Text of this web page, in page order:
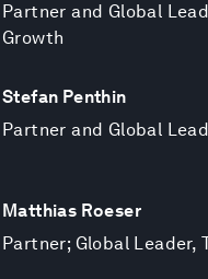
Partner and Global
Growth
Stefan Penthin
Partner and Global
Matthias Roeser
Partner; Global Leader,